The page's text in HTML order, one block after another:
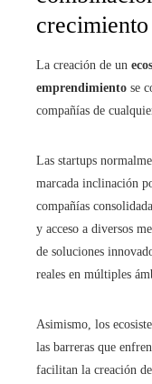
crecimiento
La creación de un
emprendimiento se
compañías de
Las startups
marcada inclinación
compañías
y acceso a diversos
de soluciones
reales en múltiples
Asimismo, los
las barreras que
facilitan la creación